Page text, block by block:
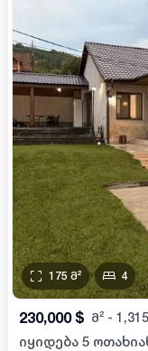
175 მ² 4
230,000 $ მ² - 1,315
იყიდება 5